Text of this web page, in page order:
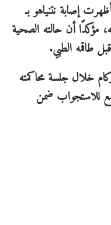
إصابة نتنياهو بـ
أن حالته الصحية
طاقمه الطبي.
خلال جلسة محاكمته
للاستجواب ضمن